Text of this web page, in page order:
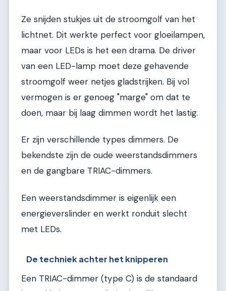
Ze snijden stukjes uit de stroomgolf van het
lichtnet. Dit werkte perfect voor gloeilampen,
maar voor LEDs is het een drama. De driver
van een LED-lamp moet deze gehavende
stroomgolf weer netjes gladstrijken. Bij vol
vermogen is er genoeg "marge" om dat te
doen, maar bij laag dimmen wordt het lastig.
Er zijn verschillende types dimmers. De
bekendste zijn de oude weerstandsdimmers
en de gangbare TRIAC-dimmers.
Een weerstandsdimmer is eigenlijk een
energieverslinder en werkt ronduit slecht
met LEDs.
De techniek achter het knipperen
Een TRIAC-dimmer (type C) is de standaard